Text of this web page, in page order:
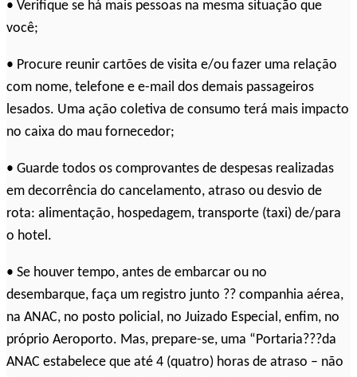
• Verifique se há mais pessoas na mesma situação que
você;
• Procure reunir cartões de visita e/ou fazer uma relação
com nome, telefone e e-mail dos demais passageiros
lesados. Uma ação coletiva de consumo terá mais impacto
no caixa do mau fornecedor;
• Guarde todos os comprovantes de despesas realizadas
em decorrência do cancelamento, atraso ou desvio de
rota: alimentação, hospedagem, transporte (taxi) de/para
o hotel.
• Se houver tempo, antes de embarcar ou no
desembarque, faça um registro junto ?? companhia aérea,
na ANAC, no posto policial, no Juizado Especial, enfim, no
próprio Aeroporto. Mas, prepare-se, uma “Portaria???da
ANAC estabelece que até 4 (quatro) horas de atraso – não